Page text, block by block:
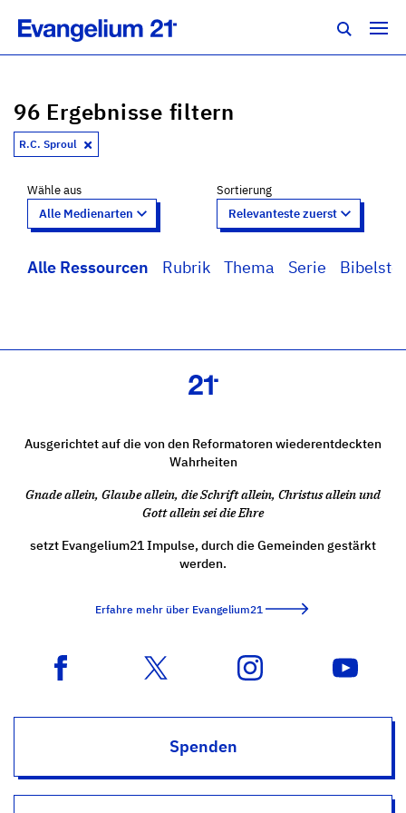
96 Ergebnisse filtern
R.C. Sproul
Wähle aus
Alle Ressourcen Rubrik Thema Serie
Sortierung
Ausgerichtet auf die von den Reformatoren wiederentdeckten
Wahrheiten
Gnade allein, Glaube allein, die Schrift allein, Christus allein und
Gott allein sei die Ehre
setzt Evangelium21 Impulse, durch die Gemeinden gestärkt
werden.
Erfahre mehr über Evangelium21
Spenden